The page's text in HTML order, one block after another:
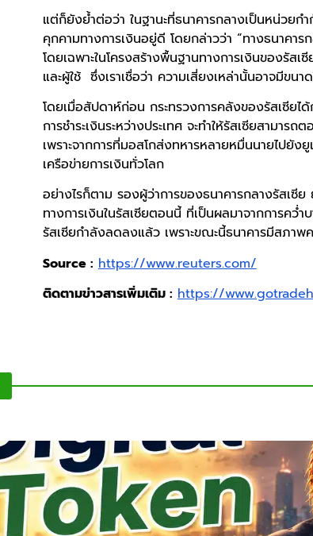
แต่ก็ยังย้ำต่อว่า ในฐานะที่ธนาคารกลางเป็นหน่วย
คุกคามทางการเงินอยู่ดี โดยกล่าวว่า “ทางธนาคาร
โดยเฉพาะในโครงสร้างพื้นฐานทางการเงินของรัส
และผู้ใช้ ซึ่งเราเชื่อว่า ความเสี่ยงเหล่านั้นอาจมีขน
โดยเมื่อสัปดาห์ก่อน กระทรวงการคลังของรัสเซีย
การชำระเงินระหว่างประเทศ จะทำให้รัสเซียสามาร
เพราะจากการที่มอสโกส่งทหารหลายหมื่นนายไปยั
เครือข่ายการเงินทั่วโลก
อย่างไรก็ตาม รองผู้ว่าการของธนาคารกลางรัสเ
ทางการเงินในรัสเซียตอนนี้ ที่เป็นผลมาจากการคว่
รัสเซียกำลังลดลงแล้ว เพราะขณะนี้ธนาคารมีสภา
Source : https://www.reuters.com/
ติดตามข่าวสารเพิ่มเติม : https://